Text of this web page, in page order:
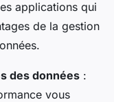
applications qui
de la gestion
des données :
vous